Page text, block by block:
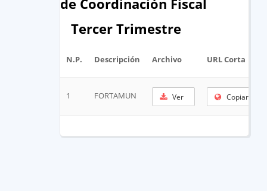
de Coordinación Fiscal
Tercer Trimestre
N.P. Descripción Archivo URL Corta
1 FORTAMUN Ver Copiar URL